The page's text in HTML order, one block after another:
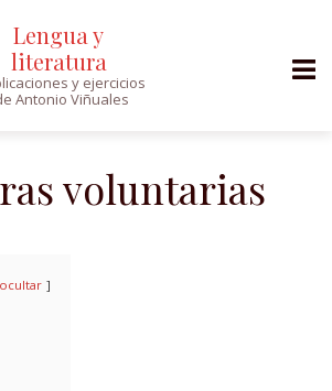
Lengua y
literatura
y ejercicios
Antonio Viñuales
voluntarias
ocultar